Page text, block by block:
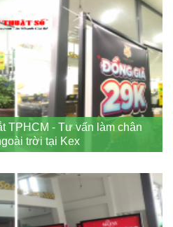
TPHCM - Tư vấn làm chân
trời tại Kex